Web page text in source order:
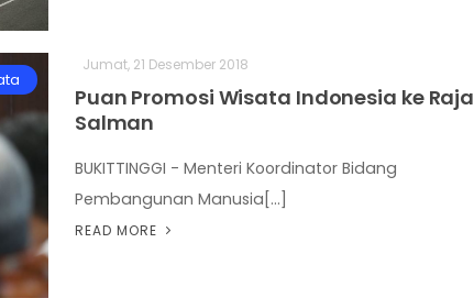
Jumat, 21 Desember 2018
Puan Promosi Wisata Indonesia ke Raja
Salman
BUKITTINGGI - Menteri Koordinator Bidang
Pembangunan Manusia[...]
READ MORE